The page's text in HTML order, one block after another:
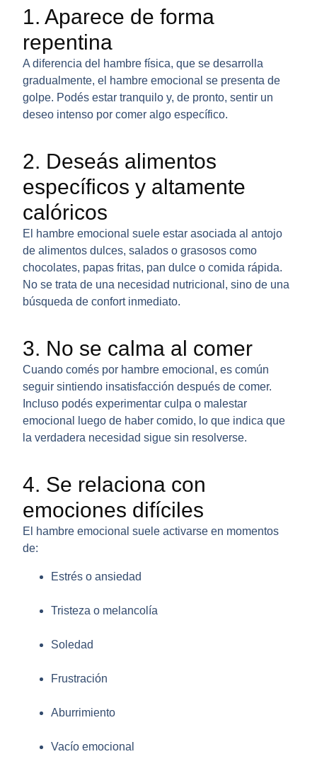
1. Aparece de forma
repentina
A diferencia del hambre física, que se desarrolla
gradualmente, el hambre emocional se presenta de
golpe. Podés estar tranquilo y, de pronto, sentir un
deseo intenso por comer algo específico.
2. Deseás alimentos
específicos y altamente
calóricos
El hambre emocional suele estar asociada al antojo
de alimentos dulces, salados o grasosos como
chocolates, papas fritas, pan dulce o comida rápida.
No se trata de una necesidad nutricional, sino de una
búsqueda de confort inmediato.
3. No se calma al comer
Cuando comés por hambre emocional, es común
seguir sintiendo insatisfacción después de comer.
Incluso podés experimentar culpa o malestar
emocional luego de haber comido, lo que indica que
la verdadera necesidad sigue sin resolverse.
4. Se relaciona con
emociones difíciles
El hambre emocional suele activarse en momentos
de:
Estrés o ansiedad
Tristeza o melancolía
Soledad
Frustración
Aburrimiento
Vacío emocional